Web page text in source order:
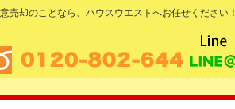
売却のことなら、ハウスウエストへお任せください！